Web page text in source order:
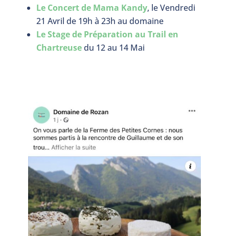
Le Concert de Mama Kandy, le Vendredi
21 Avril de 19h à 23h au domaine
Le Stage de Préparation au Trail en
Chartreusedu 12 au 14 Mai